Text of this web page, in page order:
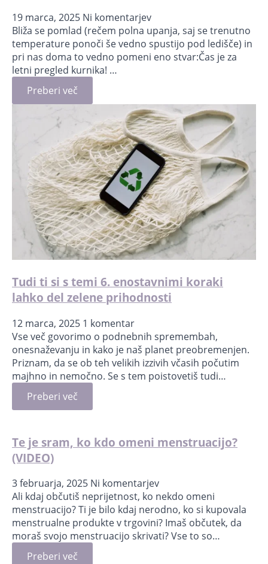
19 marca, 2025 Ni komentarjev
Bliža se pomlad (rečem polna upanja, saj se trenutno
temperature ponoči še vedno spustijo pod ledišče) in
pri nas doma to vedno pomeni eno stvar:Čas je za
letni pregled kurnika! …
Preberi več
Tudi ti si s temi 6. enostavnimi koraki
lahko del zelene prihodnosti
12 marca, 2025 1 komentar
Vse več govorimo o podnebnih spremembah,
onesnaževanju in kako je naš planet preobremenjen.
Priznam, da se ob teh velikih izzivih včasih počutim
majhno in nemočno. Se s tem poistovetiš tudi…
Preberi več
Te je sram, ko kdo omeni menstruacijo?
(VIDEO)
3 februarja, 2025 Ni komentarjev
Ali kdaj občutiš neprijetnost, ko nekdo omeni
menstruacijo? Ti je bilo kdaj nerodno, ko si kupovala
menstrualne produkte v trgovini? Imaš občutek, da
moraš svojo menstruacijo skrivati? Vse to so…
Preberi več